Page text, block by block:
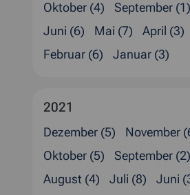
Oktober (4)
September (1)
Juni (6)
Mai (7) April (3)
Februar (6)
Januar (3)
2021
Dezember (5)
November
Oktober (5)
September (2)
August (4)
Juli (8) Juni